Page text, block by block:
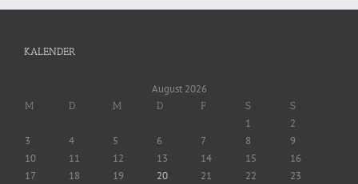
KALENDER
August 2026
M D M D F S S
1
2
3
4 5 6 7 8
9
10
11 12 13 14 15
16
17
18 19 20 21 22
23